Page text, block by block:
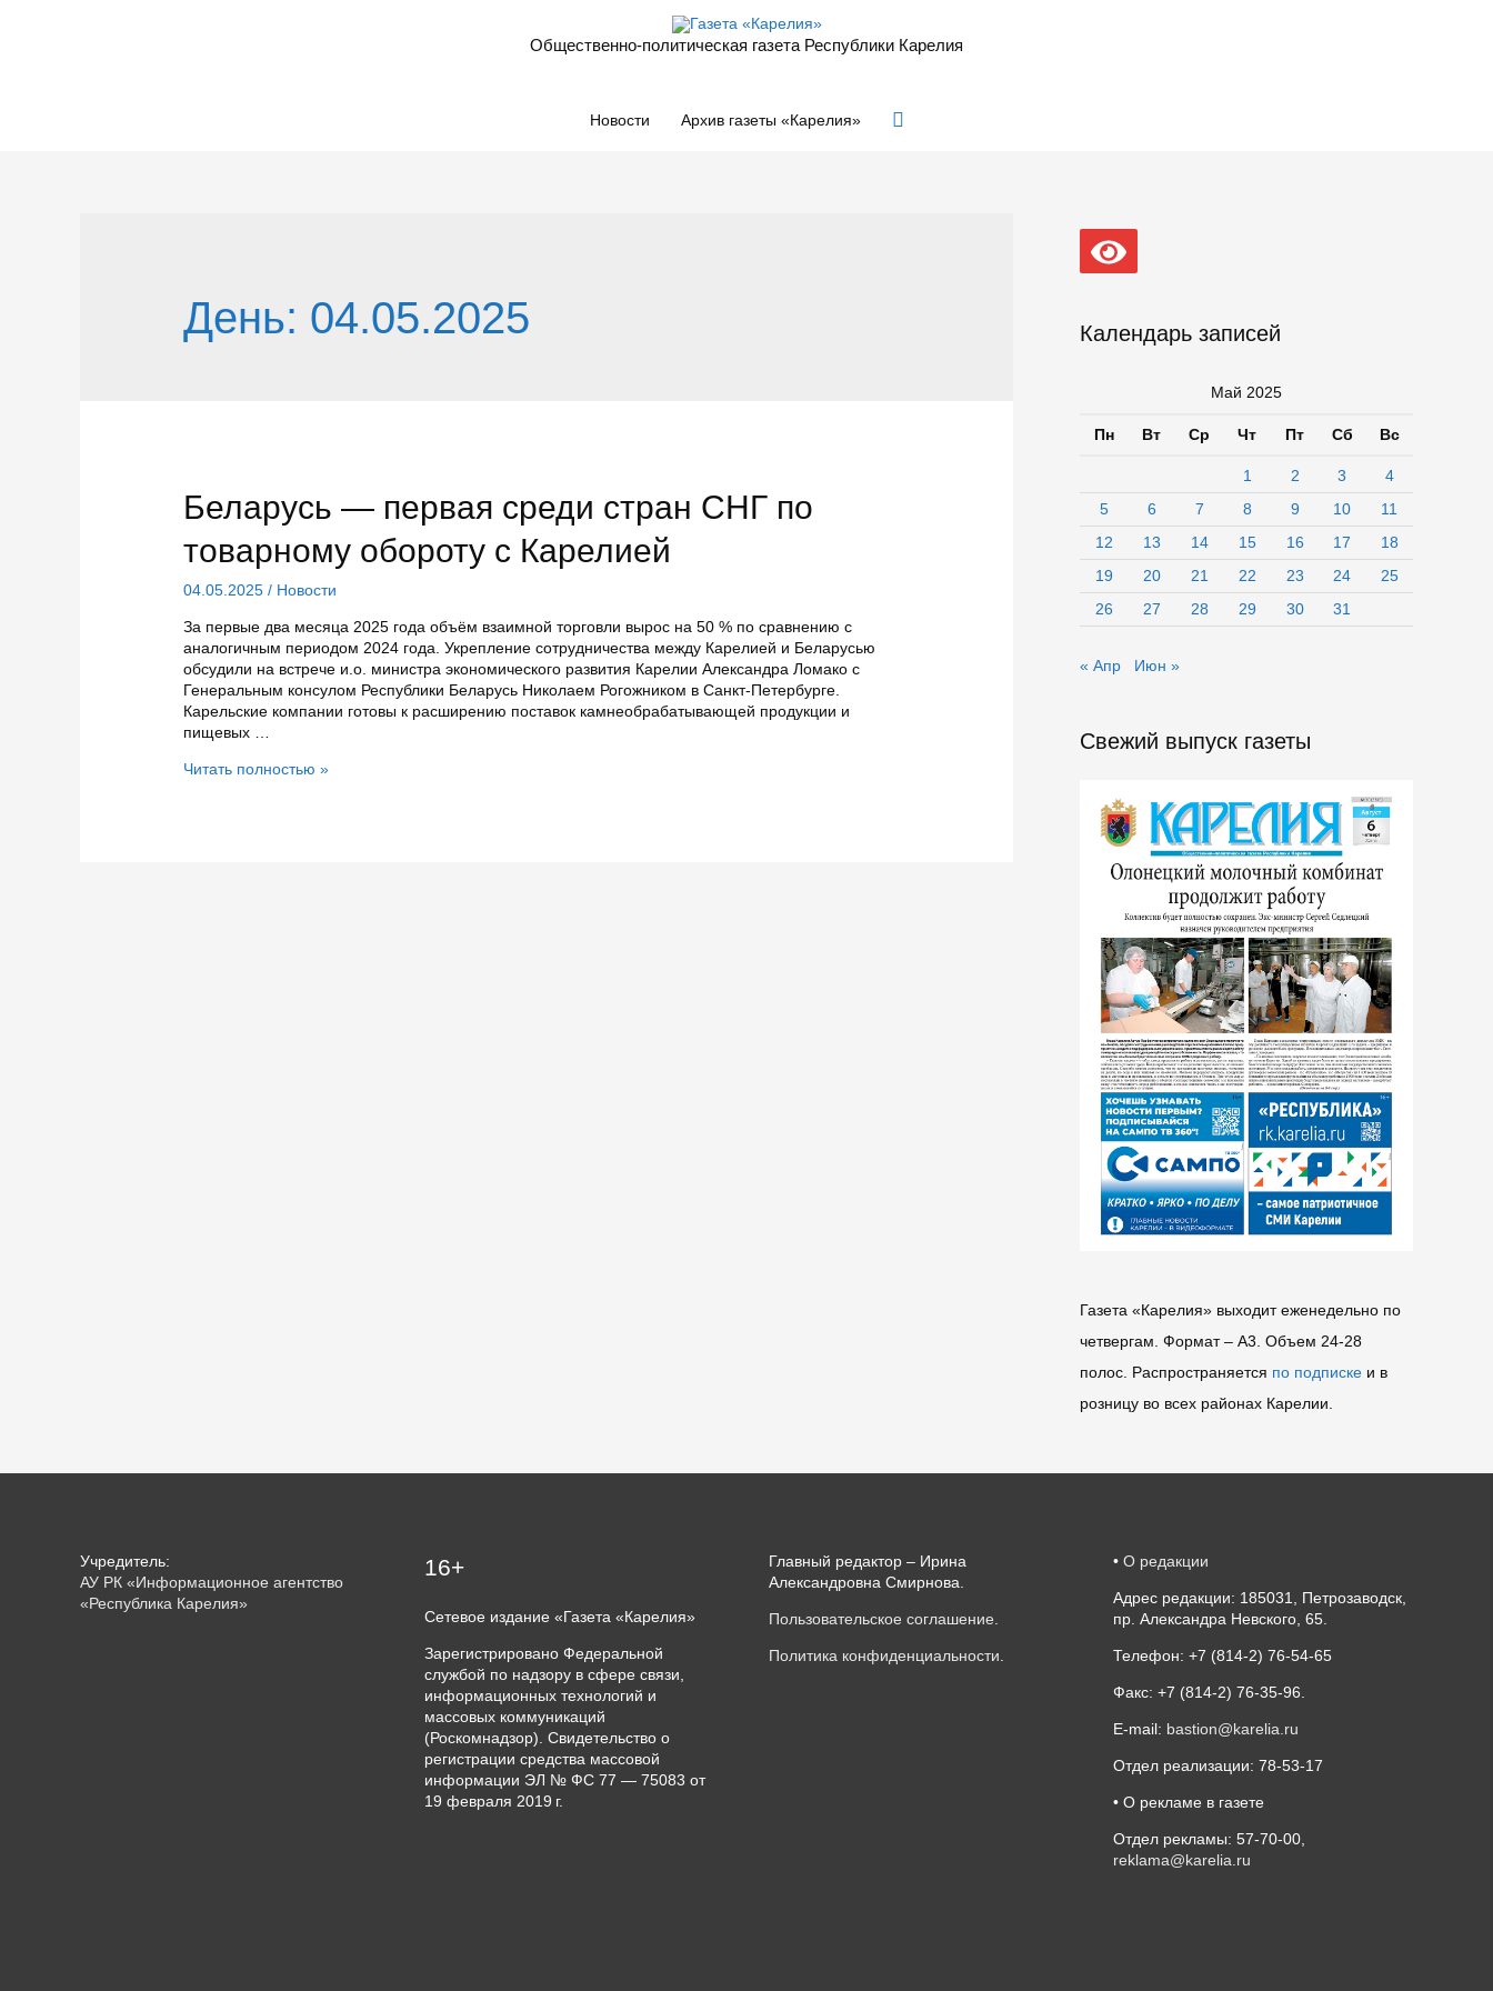
Общественно-политическая газета Республики Карелия
Новости Архив газеты «Карелия» Поиск
День: 04.05.2025
Беларусь — первая среди стран СНГ по
товарному обороту с Карелией
04.05.2025 / Новости
За первые два месяца 2025 года объём взаимной торговли вырос на 50 % по сравнению с
аналогичным периодом 2024 года. Укрепление сотрудничества между Карелией и Беларусью
обсудили на встрече и.о. министра экономического развития Карелии Александра Ломако с
Генеральным консулом Республики Беларусь Николаем Рогожником в Санкт-Петербурге.
Карельские компании готовы к расширению поставок камнеобрабатывающей продукции и
пищевых …
Беларусь
Читать полностью »
Календарь записей
Май 2025
Пн Вт Ср Чт Пт Сб Вс
1 2 3
4
5
6 7 8 9 10
11
12
13 14 15 16 17
18
19
20 21 22 23 24
25
26
27 28 29 30 31
« Апр Июн »
Свежий выпуск газеты
Газета «Карелия» выходит еженедельно по
четвергам. Формат – A3. Объем 24-28
полос. Распространяется по подписке и в
розницу во всех районах Карелии.
Учредитель:
АУ РК «Информационное агентство
«Республика Карелия»
16+
Сетевое издание «Газета «Карелия»
Зарегистрировано Федеральной
службой по надзору в сфере связи,
информационных технологий и
массовых коммуникаций
(Роскомнадзор). Свидетельство о
регистрации средства массовой
информации ЭЛ № ФС 77 — 75083 от
19 февраля 2019 г.
Главный редактор – Ирина
Александровна Смирнова.
Пользовательское соглашение
Политика конфиденциальности
• О редакции
Адрес редакции: 185031, Петрозаводск,
пр. Александра Невского, 65.
Телефон: +7 (814-2) 76-54-65
Факс: +7 (814-2) 76-35-96.
E-mail: bastion@karelia.ru
Отдел реализации: 78-53-17
• О рекламе в газете
Отдел рекламы: 57-70-00,
reklama@karelia.ru